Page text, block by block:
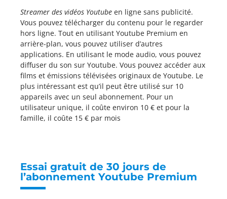
Streamer des vidéos Youtube en ligne sans publicité.
Vous pouvez télécharger du contenu pour le regarder
hors ligne. Tout en utilisant Youtube Premium en
arrière-plan, vous pouvez utiliser d’autres
applications. En utilisant le mode audio, vous pouvez
diffuser du son sur Youtube. Vous pouvez accéder aux
films et émissions télévisées originaux de Youtube. Le
plus intéressant est qu’il peut être utilisé sur 10
appareils avec un seul abonnement. Pour un
utilisateur unique, il coûte environ 10 € et pour la
famille, il coûte 15 € par mois
Essai gratuit de 30 jours de
l’abonnement Youtube Premium